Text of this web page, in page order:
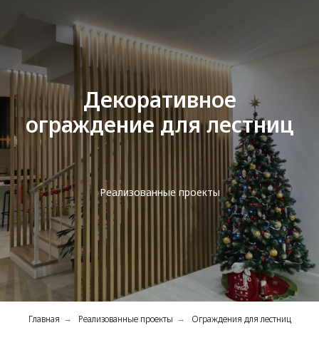
Декоративное
ограждение для лестниц
Реализованные проекты
Главная → Реализованные проекты → Ограждения для лестниц